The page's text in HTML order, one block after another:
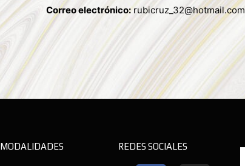
Correo electrónico:rubicruz_32@hotmail.com
MODALIDADES REDES SOCIALES